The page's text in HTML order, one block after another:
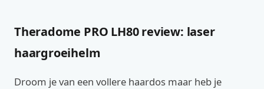
Theradome PRO LH80 review: laser
haargroeihelm
Droom je van een vollere haardos maar heb je